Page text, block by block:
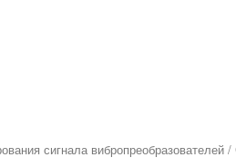
сигнала вибропреобразователей /